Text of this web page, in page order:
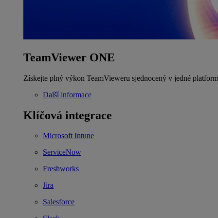
TeamViewer ONE
Získejte plný výkon TeamVieweru sjednocený v jedné
Další informace
Klíčová integrace
Microsoft Intune
ServiceNow
Freshworks
Jira
Salesforce